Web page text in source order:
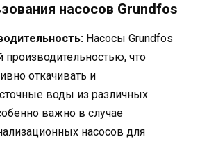
насосов Grundfos
Насосы Grundfos
что
откачивать и
воды из различных
важно в случае
насосов для